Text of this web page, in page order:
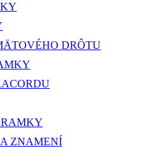
DRÔTU
ZNAMENÍ